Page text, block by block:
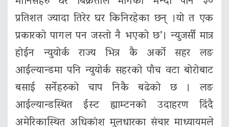
प्रतिशत ज्यादा तिरेर घर किनिरहेका छन् ।यो त एक
प्रकारको पागल पन जस्तो नै भएको छ’। न्युजर्सी मात्र
होईन न्युयोर्क राज्य भित्र कै अर्को सहर लङ
आईल्यान्डमा पनि न्युयोर्क सहरको पाँच वटा बोरोबाट
बसाई सर्नेहरुको चाप निकै बढेको छ । लङ
आईल्यान्डस्थित ईस्ट ह्याम्टनको उदाहरण दिंदै
अमेरिकास्थित अधिकांश मुलधारका संचार माध्यायमले